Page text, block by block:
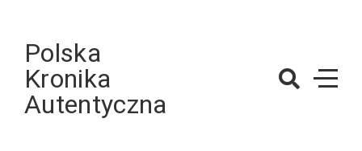
contentPolska
Kronika
Autentyczna